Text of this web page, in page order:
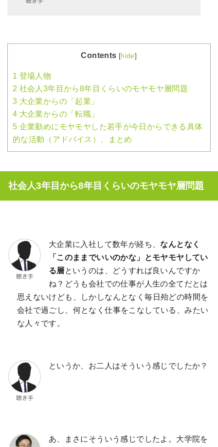
Contents [hide]
1 登場人物
2 社会人3年目から8年目くらいのモヤモヤ層問題
3 大企業からの「起業」
4 大企業からの「転職」
5 企業勤めにモヤモヤした若手が今日からできる具体
的な活動（アドバイス）、まとめ
社会人3年目から8年目くらいのモヤモヤ層問題
大企業に入社して数年が経ち、なんとなく
「このままでいいのかな」とモヤモヤしてい
る層というのは、どうすれば良いんですか
ね？どうも会社での仕事が人生の全てだとは
思えないけども、しかしなんとなく毎日殆どの時間を
会社で過ごし、何となく仕事をこなしている、みたい
な人々です。
というか、お二人はそういう感じでしたか？
あ、まさにそういう感じでしたよ。大学院を